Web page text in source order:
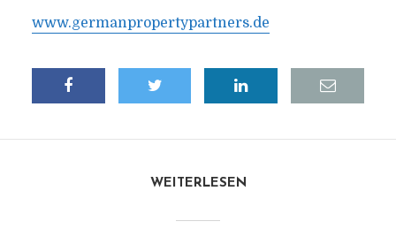
www.germanpropertypartners.de
WEITERLESEN